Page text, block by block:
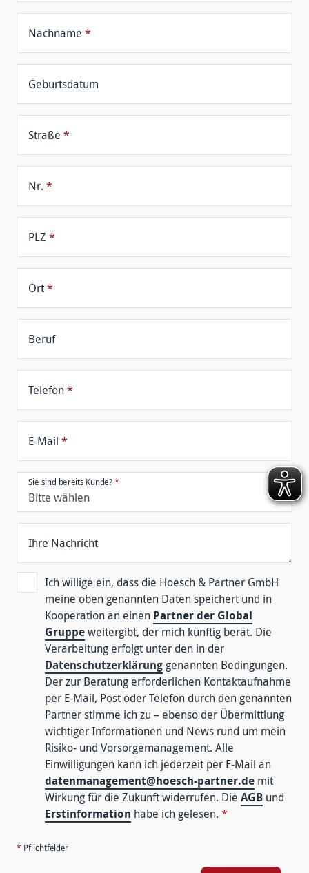
Nachname *
Geburtsdatum
Straße *
Nr. *
PLZ *
Ort*
Beruf
Telefon*
E-Mail *
Sie sind bereits Kunde?*
Ihre Nachricht
Ich willige ein, dass die Hoesch & Partner GmbH
meine oben genannten Daten speichert und in
Kooperation an einen Partner der Global
Gruppeweitergibt, der mich künftig berät. Die
Verarbeitung erfolgt unter den in der
Datenschutzerklärung genannten Bedingungen.
Der zur Beratung erforderlichen Kontaktaufnahme
per E-Mail, Post oder Telefon durch den genannten
Partner stimme ich zu – ebenso der Übermittlung
wichtiger Informationen und News rund um mein
Risiko- und Vorsorgemanagement. Alle
Einwilligungen kann ich jederzeit per E-Mail an
datenmanagement@hoesch-partner.de mit
Wirkung für die Zukunft widerrufen. DieAGB und
Erstinformation habe ich gelesen.*
* Pflichtfelder